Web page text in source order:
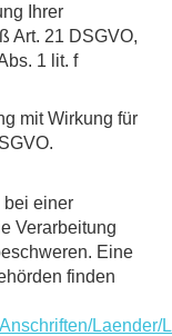
Ihrer
Art. 21 DSGVO,
1 lit. f
mit Wirkung für
bei einer
Verarbeitung
Eine
finden
Laender/